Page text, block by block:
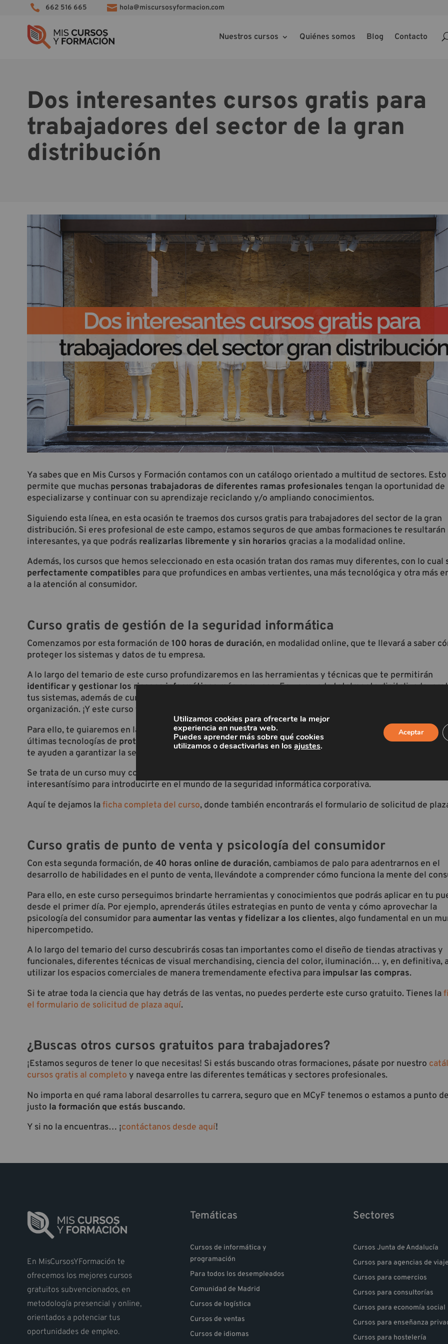
 662 516 665  hola@miscursosyformacion.com
Nuestros cursos Quiénes somos Blog Contacto
Dos interesantes cursos gratis para
trabajadores del sector de la gran
distribución
Ya sabes que en Mis Cursos y Formación contamos con un catálogo orientado a multitud de sectores. Esto
permite que muchas personas trabajadoras de diferentes ramas profesionales tengan la oportunidad de
especializarse y continuar con su aprendizaje reciclando y/o ampliando conocimientos.
Siguiendo esta línea, en esta ocasión te traemos dos cursos gratis para trabajadores del sector de la gran
distribución. Si eres profesional de este campo, estamos seguros de que ambas formaciones te resultarán
interesantes, ya que podrás realizarlas libremente y sin horarios gracias a la modalidad online.
Además, los cursos que hemos seleccionado en esta ocasión tratan dos ramas muy diferentes, con lo cual
perfectamente compatibles para que profundices en ambas vertientes, una más tecnológica y otra más
a la atención al consumidor.
Curso gratis de gestión de la seguridad informática
Comenzamos por esta formación de 100 horas de duración, en modalidad online, que te llevará a saber
proteger los sistemas y datos de tu empresa.
A lo largo del temario de este curso profundizaremos en las herramientas y técnicas que te permitirán
identificar y gestionar los riesgos informáticos más comunes. En un mundo totalmente digitalizado,
tus sistemas, además de cumplir con la normativa de seguridad, es una tarea imprescindible para cualquier
organización. ¡Y este curso te ayudará a conseguirlo!
Para ello, te guiaremos en la aplicación de las mejores prácticas en materia de ciberseguridad, y
últimas tecnologías de protección de infraestructuras informáticas, así como las políticas y
te ayuden a garantizar la seguridad de los datos personales y comerciales.
Se trata de un curso muy completo pero que a la vez
interesantísimo para introducirte en el mundo de la seguridad informática corporativa.
Aquí te dejamos laficha completa del curso, donde también encontrarás el formulario de solicitud de
Curso gratis de punto de venta y psicología del consumidor
Con esta segunda formación, de 40 horas online de duración, cambiamos de palo para adentrarnos en el
desarrollo de habilidades en el punto de venta, llevándote a comprender cómo funciona la mente del
Para ello, en este curso perseguimos brindarte herramientas y conocimientos que podrás aplicar en tu
desde el primer día. Por ejemplo, aprenderás útiles estrategias en punto de venta y cómo aprovechar la
psicología del consumidor para aumentar las ventas y fidelizar a los clientes, algo fundamental en un
hipercompetido.
A lo largo del temario del curso descubrirás cosas tan importantes como el diseño de tiendas atractivas y
funcionales, diferentes técnicas de visual merchandising, ciencia del color, iluminación… y, en definitiva,
utilizar los espacios comerciales de manera tremendamente efectiva para impulsar las compras.
Si te atrae toda la ciencia que hay detrás de las ventas, no puedes perderte este curso gratuito. Tienes la
el formulario de solicitud de plaza aquí.
¿Buscas otros cursos gratuitos para trabajadores?
¡Estamos seguros de tener lo que necesitas! Si estás buscando otras formaciones, pásate por nuestro
cursos gratis al completo y navega entre las diferentes temáticas y sectores profesionales.
No importa en qué rama laboral desarrolles tu carrera, seguro que en MCyF tenemos o estamos a punto
justo la formación que estás buscando.
Y si no la encuentras… ¡contáctanos desde aquí!
En MisCursosYFormación te
ofrecemos los mejores cursos
gratuitos subvencionados, en
metodología presencial y online,
orientados a potenciar tus
oportunidades de empleo.
Temáticas
Cursos de informática y
programación
Para todos los desempleados
Comunidad de Madrid
Cursos de logística
Cursos de ventas
Cursos de idiomas
Sectores
Cursos Junta de Andalucía
Cursos para agencias de
Cursos para comercios
Cursos para consultorías
Cursos para economía social
Cursos para enseñanza
Cursos para hostelería
Utilizamos cookies para ofrecerte la mejor
experiencia en nuestra web.
Puedes aprender más sobre qué cookies
utilizamos o desactivarlas en losajustes.
Aceptar